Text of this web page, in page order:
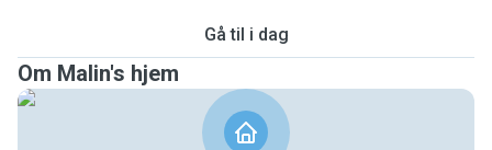
Gå til i dag
Om Malin's hjem